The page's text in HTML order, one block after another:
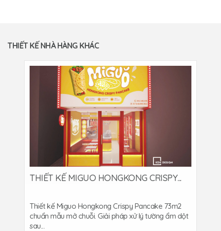
THIẾT KẾ NHÀ HÀNG KHÁC
THIẾT KẾ MIGUO HONGKONG CRISPY...
Thiết kế Miguo Hongkong Crispy Pancake 73m2
chuẩn mẫu mở chuỗi. Giải pháp xử lý tường ẩm dột
sau...